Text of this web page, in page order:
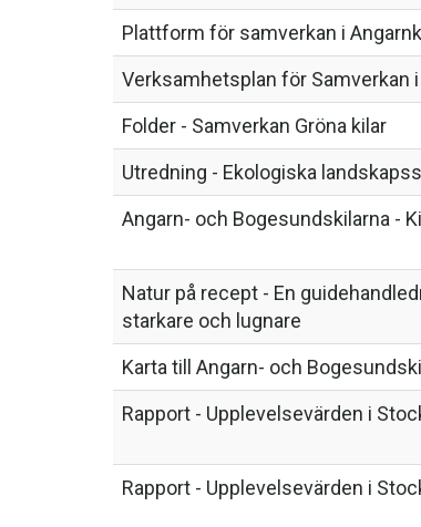
Plattform för samverkan i
Verksamhetsplan för Samverkan
Folder - Samverkan Gröna kilar
Utredning - Ekologiska
Angarn- och Bogesundskilarna -
Natur på recept - En
starkare och lugnare
Karta till Angarn- och
Rapport - Upplevelsevärden i
Rapport - Upplevelsevärden i